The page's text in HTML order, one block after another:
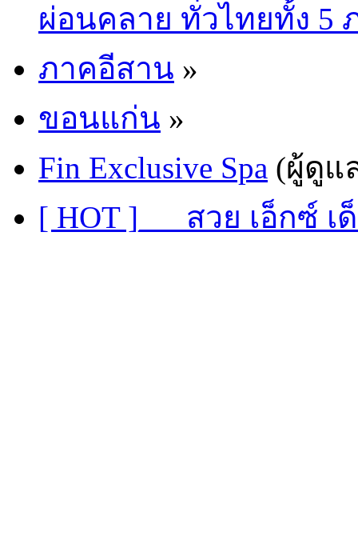
ผ่อนคลาย ทั่วไทยทั้ง 5
ภาคอีสาน »
ขอนแก่น »
Fin Exclusive Spa (ผู้ดูแ
[ HOT ]___สวย เอ็กซ์